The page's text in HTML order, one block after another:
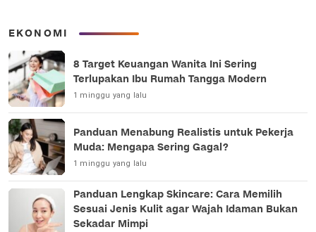
EKONOMI
8 Target Keuangan Wanita Ini Sering
Terlupakan Ibu Rumah Tangga Modern
1 minggu yang lalu
Panduan Menabung Realistis untuk Pekerja
Muda: Mengapa Sering Gagal?
1 minggu yang lalu
Panduan Lengkap Skincare: Cara Memilih
Sesuai Jenis Kulit agar Wajah Idaman Bukan
Sekadar Mimpi